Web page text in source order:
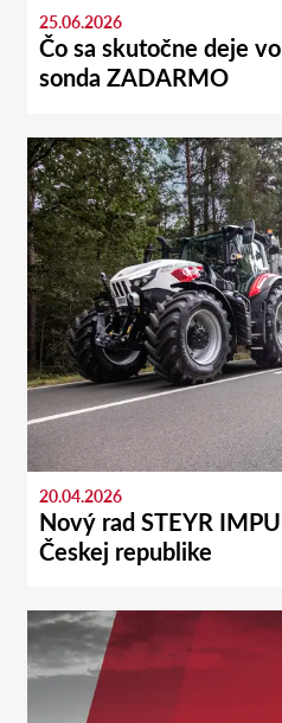
25.06.2026
Čo sa skutočne deje
sonda ZADARMO
20.04.2026
Nový rad STEYR
Českej republike